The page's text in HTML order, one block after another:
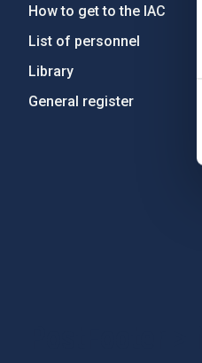
How to get to the IAC
List of personnel
Library
General register